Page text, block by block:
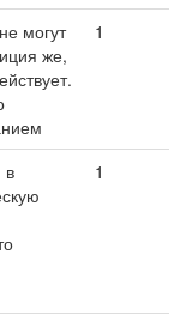
могут
же,
1
в
1